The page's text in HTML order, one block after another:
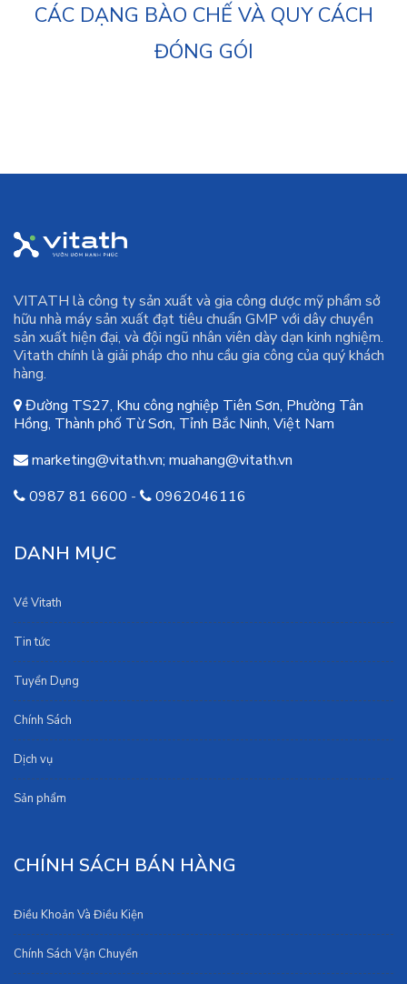
CÁC DẠNG BÀO CHẾ VÀ QUY CÁCH
ĐÓNG GÓI
VITATH là công ty sản xuất và gia công dược mỹ phẩm sở
hữu nhà máy sản xuất đạt tiêu chuẩn GMP với dây chuyền
sản xuất hiện đại, và đội ngũ nhân viên dày dạn kinh nghiệm.
Vitath chính là giải pháp cho nhu cầu gia công của quý khách
hàng.
Đường TS27, Khu công nghiệp Tiên Sơn, Phường Tân
Hồng, Thành phố Từ Sơn, Tỉnh Bắc Ninh, Việt Nam
marketing@vitath.vn; muahang@vitath.vn
0987 81 6600 - 0962046116
DANH MỤC
Về Vitath
Tin tức
Tuyển Dụng
Chính Sách
Dịch vụ
Sản phẩm
CHÍNH SÁCH BÁN HÀNG
Điều Khoản Và Điều Kiện
Chính Sách Vận Chuyển